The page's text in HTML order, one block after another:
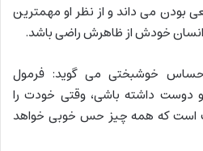
بودن می داند و از نظر او مهمترین
انسان خودش از ظاهرش راضی باشد.
خوشبختی می گوید: فرمول
دوست داشته باشی، وقتی خودت را
است که همه چیز حس خوبی خواهد